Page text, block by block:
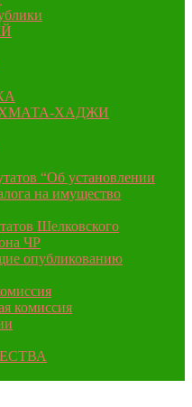
ХАДЖИ
“Об установлении
на имущество
Шелковского
ЧР
опубликованию
комиссия